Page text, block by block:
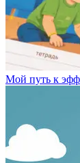
Мой путь к